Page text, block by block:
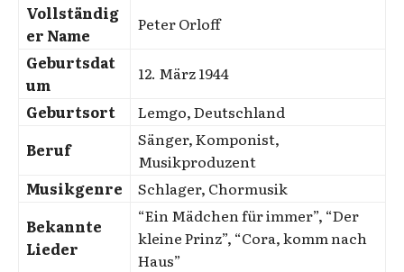
Vollständig
er Name
Peter Orloff
Geburtsdat
um
12. März 1944
Geburtsort
Lemgo, Deutschland
Beruf
Sänger, Komponist,
Musikproduzent
Musikgenre
Schlager, Chormusik
Bekannte
Lieder
“Ein Mädchen für immer”, “Der
kleine Prinz”, “Cora, komm nach
Haus”